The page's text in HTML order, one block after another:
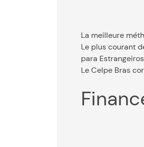
La meilleure
Le plus courant
para
Le Celpe Bras